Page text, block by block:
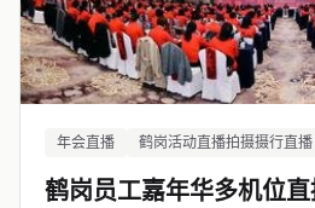
年会直播 鹤岗活动直播拍摄摄行直播
鹤岗员工嘉年华多机位